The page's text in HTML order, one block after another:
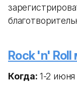
Rock 'n'
Когда: 1-2 июня